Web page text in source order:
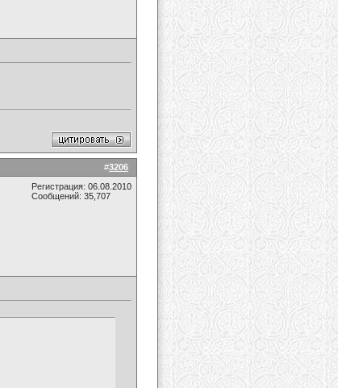
#3206
Регистрация: 06.08.2010
Сообщений: 35,707